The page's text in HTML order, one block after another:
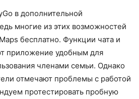
в дополнительной
многие из этих возможностей
бесплатно. Функции чата и
приложение удобным для
членами семьи. Однако
отмечают проблемы с работой
протестировать пробную